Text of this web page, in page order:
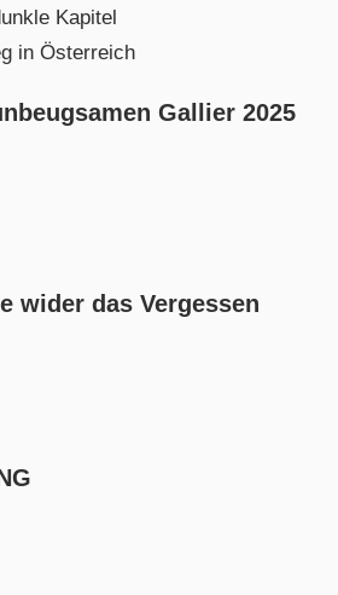
Kapitel
in Österreich
Gallier 2025
wider das Vergessen